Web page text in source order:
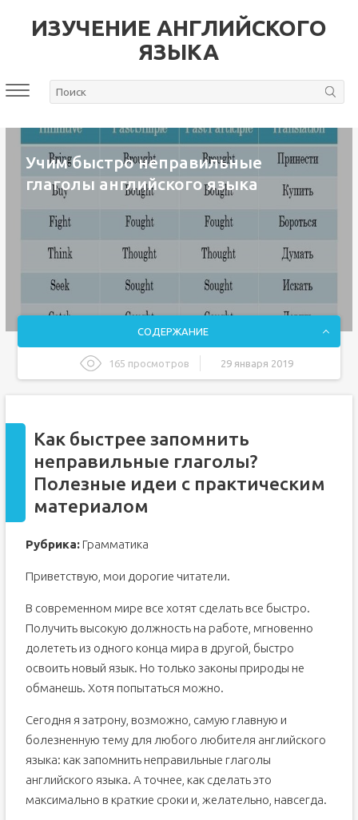
ИЗУЧЕНИЕ АНГЛИЙСКОГО
ЯЗЫКА
Учим быстро неправильные
глаголы английского языка
СОДЕРЖАНИЕ
165 просмотров 29 января 2019
Как быстро выучить неправильные глаголы по
английскому языку: топ глаголов, таблицы, стихи
Топ – 50 и топ – 100 неправильных глаголов
Идентичные формы
Как легко выучить английские неправильные глаголы?
Шпаргалки еще никто не отменял!
Упражнения на неправильные глаголы
Предложения с неправильными глаголами
Занимательные неправильные глаголы
Как быстрее запомнить
неправильные глаголы?
Полезные идеи с практическим
материалом
Рубрика:Грамматика
Приветствую, мои дорогие читатели.
В современном мире все хотят сделать все быстро.
Получить высокую должность на работе, мгновенно
долететь из одного конца мира в другой, быстро
освоить новый язык. Но только законы природы не
обманешь. Хотя попытаться можно.
Сегодня я затрону, возможно, самую главную и
болезненную тему для любого любителя английского
языка: как запомнить неправильные глаголы
английского языка. А точнее, как сделать это
максимально в краткие сроки и, желательно, навсегда.